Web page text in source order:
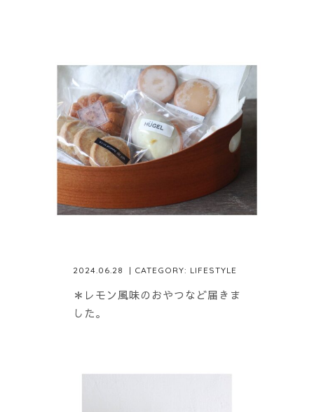
2024.06.28 | CATEGORY: LIFESTYLE
＊レモン風味のおやつなど届きま
した。